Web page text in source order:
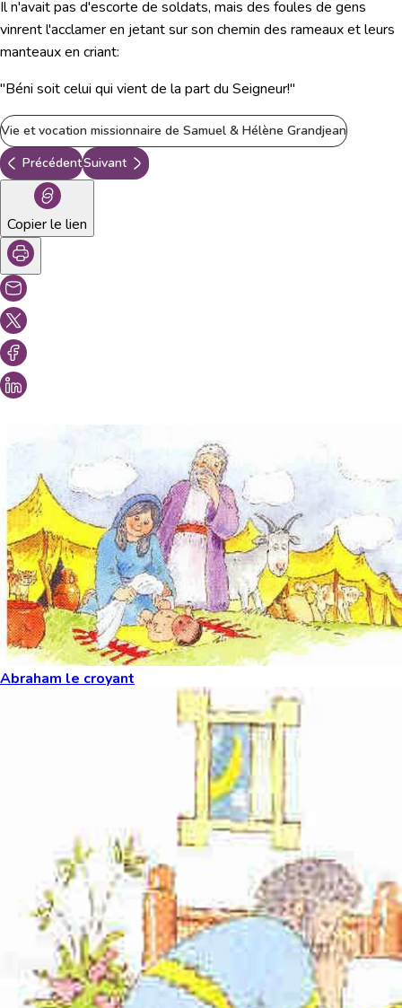
Il n'avait pas d'escorte de soldats, mais des foules de gens
vinrent l'acclamer en jetant sur son chemin des rameaux et leurs
manteaux en criant:
"Béni soit celui qui vient de la part du Seigneur!"
Vie et vocation missionnaire de Samuel & Hélène Grandjean
PrécédentSuivant
Copier le lien
Abraham le croyant